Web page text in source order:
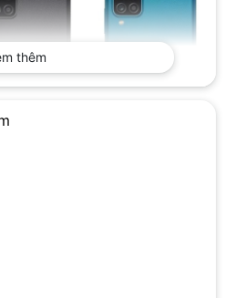
kế nguyên khối và chỉ sử dụng
hoàn thiện vô cùng tỉ mỉ và
cảm giác cao cấp khi
cạnh bên giúp người dùng mở
thêm